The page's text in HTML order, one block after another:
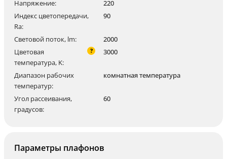
Напряжение:
220
Индекс цветопередачи,
Ra:
90
Световой поток, lm:
2000
Цветовая
температура, K:
? 3000
Диапазон рабочих
температур:
комнатная температура
Угол рассеивания,
градусов:
60
Параметры плафонов